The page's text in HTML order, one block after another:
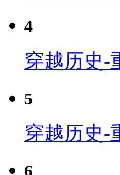
4
穿越历史-
5
穿越历史-
6